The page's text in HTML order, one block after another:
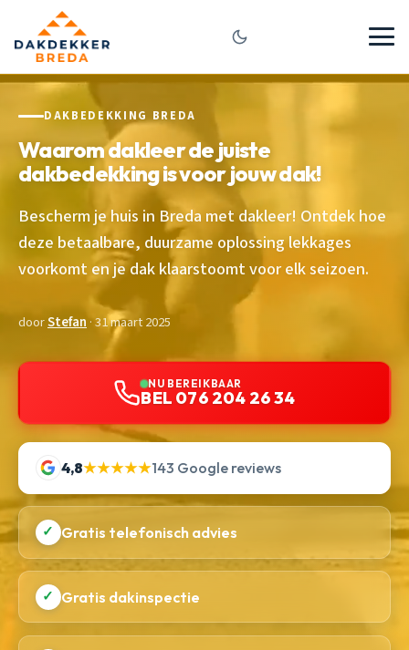
DAKBEDEKKING BREDA
Waarom dakleer de juiste
dakbedekking is voor jouw dak!
Bescherm je huis in Breda met dakleer! Ontdek hoe
deze betaalbare, duurzame oplossing lekkages
voorkomt en je dak klaarstoomt voor elk seizoen.
doorStefan · 31 maart 2025
NU BEREIKBAAR
BEL 076 204 26 34
4,8★★★★★143 Google reviews
✓ Gratis telefonisch advies
✓ Gratis dakinspectie